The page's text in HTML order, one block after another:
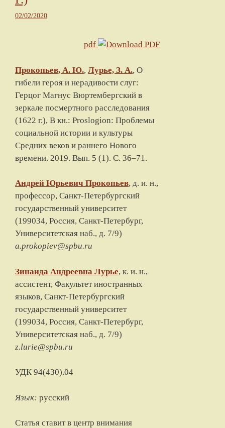
02/02/2020
pdf
Прокопьев, А. Ю., Лурье, З. А., О
гибели героя и нерадивости слуг:
Герцог Магнус Вюртембергский в
зеркале посмертного расследования
(1622 г.), В кн.: Proslogion: Проблемы
социальной истории и культуры
Средних веков и раннего Нового
времени. 2019. Вып. 5 (1). С. 36–71 .
Андрей Юрьевич Прокопьев, д. и. н.,
профессор, Санкт-Петербургский
государственный университет
(199034, Россия, Санкт-Петербург,
Университетская наб., д. 7/9)
а.prokopiev@spbu.ru
Зинаида Андреевна Лурье, к. и. н.,
ассистент, Факультет иностранных
языков, Санкт-Петербургский
государственный университет
(199034, Россия, Санкт-Петербург,
Университетская наб., д. 7/9)
z.lurie@spbu.ru
УДК 94(430).04
Язык: русский
Статья ставит в центр внимания